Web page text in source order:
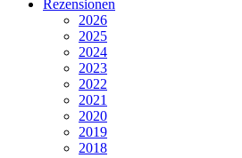
Rezensionen
2026
2025
2024
2023
2022
2021
2020
2019
2018